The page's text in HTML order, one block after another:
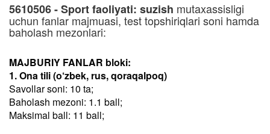
5610506 - Sport faoliyati: suzish mutaxassisligi
uchun fanlar majmuasi, test topshiriqlari soni hamda
baholash mezonlari:
MAJBURIY FANLAR bloki:
1. Ona tili (o‘zbek, rus, qoraqalpoq)
Savollar soni: 10 ta;
Baholash mezoni: 1.1 ball;
Maksimal ball: 11 ball;